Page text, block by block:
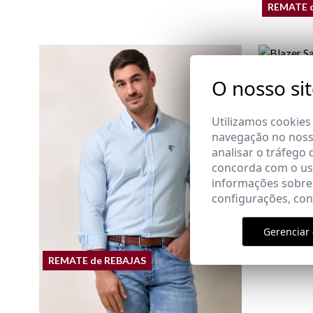
REMATE de REBAJAS
REMATE
29,95 € /
O nosso
Utilizamos
navegação no
analisar o tráfego
concorda com o
informações
configurações,
Gerenciar